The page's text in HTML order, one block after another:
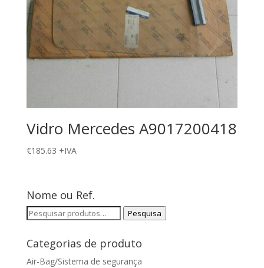
Vidro Mercedes A9017200418
€185.63 +IVA
Nome ou Ref.
Pesquisar
Pesquisa
Categorias de produto
Air-Bag/Sistema de segurança